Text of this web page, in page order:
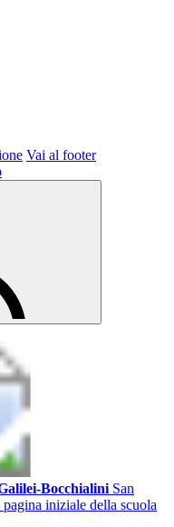
Vai al footer
Bocchialini San
iniziale della scuola